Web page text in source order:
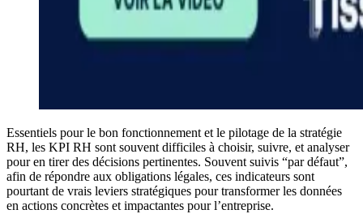
Essentiels pour le bon fonctionnement et le pilotage de la stratégie
RH, les KPI RH sont souvent difficiles à choisir, suivre, et analyser
pour en tirer des décisions pertinentes. Souvent suivis “par défaut”,
afin de répondre aux obligations légales, ces indicateurs sont
pourtant de vrais leviers stratégiques pour transformer les données
en actions concrètes et impactantes pour l’entreprise.